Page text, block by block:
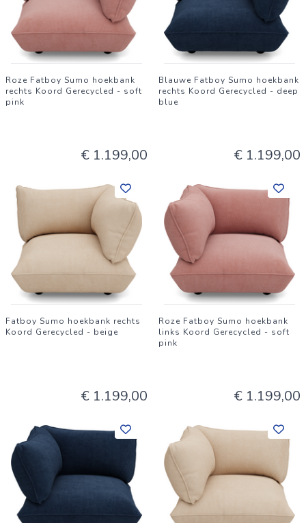
Roze Fatboy Sumo hoekbank
rechts Koord Gerecycled - soft
pink
€ 1.199,00
Blauwe Fatboy Sumo hoekbank
rechts Koord Gerecycled - deep
blue
€ 1.199,00
Fatboy Sumo hoekbank rechts
Koord Gerecycled - beige
€ 1.199,00
Roze Fatboy Sumo hoekbank
links Koord Gerecycled - soft
pink
€ 1.199,00